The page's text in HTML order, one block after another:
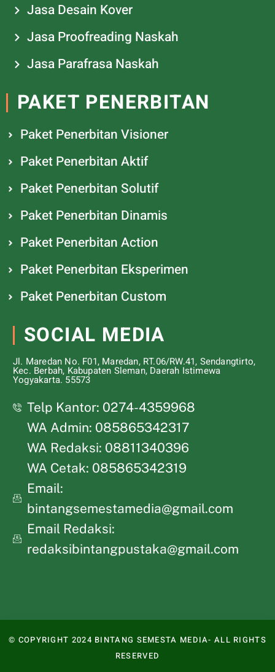
Jasa Desain Kover
Jasa Proofreading Naskah
Jasa Parafrasa Naskah
PAKET PENERBITAN
Paket Penerbitan Visioner
Paket Penerbitan Aktif
Paket Penerbitan Solutif
Paket Penerbitan Dinamis
Paket Penerbitan Action
Paket Penerbitan Eksperimen
Paket Penerbitan Custom
SOCIAL MEDIA
Jl. Maredan No. F01, Maredan, RT.06/RW.41, Sendangtirto,
Kec. Berbah, Kabupaten Sleman, Daerah Istimewa
Yogyakarta. 55573
Telp Kantor: 0274-4359968
WA Admin: 085865342317
WA Redaksi: 08811340396
WA Cetak: 085865342319
Email:
bintangsemestamedia@gmail.com
Email Redaksi:
redaksibintangpustaka@gmail.com
© COPYRIGHT 2024 BINTANG SEMESTA MEDIA- ALL RIGHTS
RESERVED